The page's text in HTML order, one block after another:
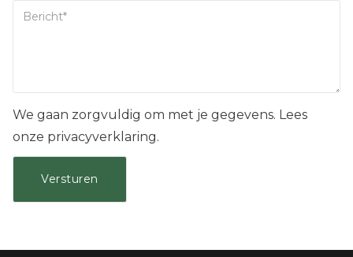
We gaan zorgvuldig om met je gegevens. Lees
onze privacyverklaring.